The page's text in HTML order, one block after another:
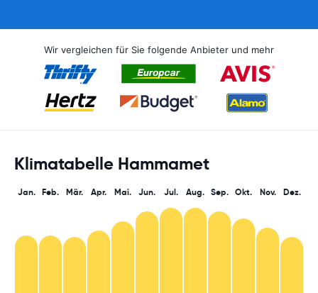
Wir vergleichen für Sie folgende Anbieter und mehr
Klimatabelle Hammamet
Jan. Feb. Mär. Apr. Mai. Jun. Jul. Aug. Sep. Okt. Nov. Dez.